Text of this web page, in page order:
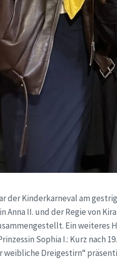
der Kinderkarneval am
Anna II. und der Regie von
Ein weiteres
Sophia I.: Kurz nach
Dreigestirn“